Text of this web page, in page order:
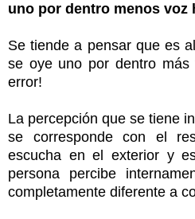
uno por dentro menos voz
Se tiende a pensar que es
se oye uno por dentro más
error!
La percepción que se tiene
se corresponde con el
escucha en el exterior y
persona percibe
completamente diferente a